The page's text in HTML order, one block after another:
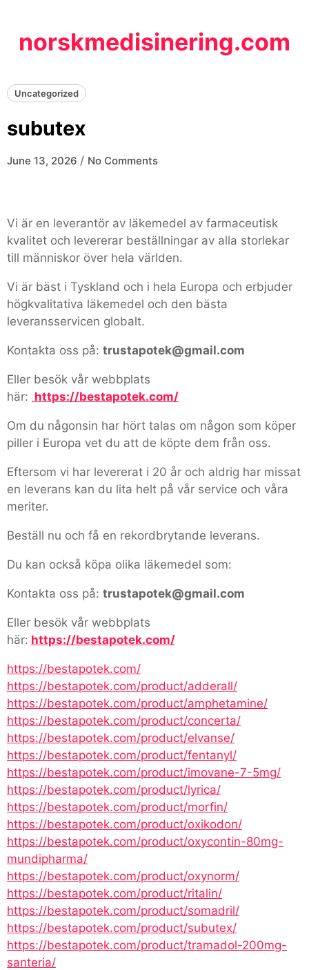
contentnorskmedisinering.com
Uncategorized
subutex
June 13, 2026 / No Comments
Vi är en leverantör av läkemedel av farmaceutisk
kvalitet och levererar beställningar av alla storlekar
till människor över hela världen.
Vi är bäst i Tyskland och i hela Europa och erbjuder
högkvalitativa läkemedel och den bästa
leveransservicen globalt.
Kontakta oss på: trustapotek@gmail.com
Eller besök vår webbplats
här: https://bestapotek.com/
Om du någonsin har hört talas om någon som köper
piller i Europa vet du att de köpte dem från oss.
Eftersom vi har levererat i 20 år och aldrig har missat
en leverans kan du lita helt på vår service och våra
meriter.
Beställ nu och få en rekordbrytande leverans.
Du kan också köpa olika läkemedel som:
Kontakta oss på: trustapotek@gmail.com
Eller besök vår webbplats
här: https://bestapotek.com/
https://bestapotek.com/
https://bestapotek.com/product/adderall/
https://bestapotek.com/product/amphetamine/
https://bestapotek.com/product/concerta/
https://bestapotek.com/product/elvanse/
https://bestapotek.com/product/fentanyl/
https://bestapotek.com/product/imovane-7-5mg/
https://bestapotek.com/product/lyrica/
https://bestapotek.com/product/morfin/
https://bestapotek.com/product/oxikodon/
https://bestapotek.com/product/oxycontin-80mg-
mundipharma/
https://bestapotek.com/product/oxynorm/
https://bestapotek.com/product/ritalin/
https://bestapotek.com/product/somadril/
https://bestapotek.com/product/subutex/
https://bestapotek.com/product/tramadol-200mg-
santeria/